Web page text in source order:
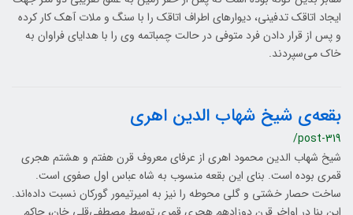
ایجاد اتاقک تدفینی، دیوارهای اطراف اتاقک را با سنگ و ملات آهک کار کرده
و پس از قرار دادن فرد متوفی در حالت چمباتمه وی را با هدایای فراوان به
خاک می‌سپردند.
بقعه‌ی شیخ شهاب الدین اهری
/post-319
شیخ شهاب الدین محمود اهری از عرفای معروف قرن هفتم و هشتم هجری
قمری بوده است. بنای این بقعه منسوب به شاه عباس اول صفوی است.
ساخت حصار خشتی و گلی محوطه را نیز به امیرتیمور گورکان نسبت داده‌اند.